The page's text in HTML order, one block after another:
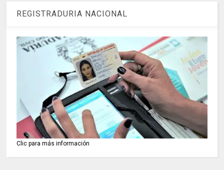
REGISTRADURIA NACIONAL
Clic para más información